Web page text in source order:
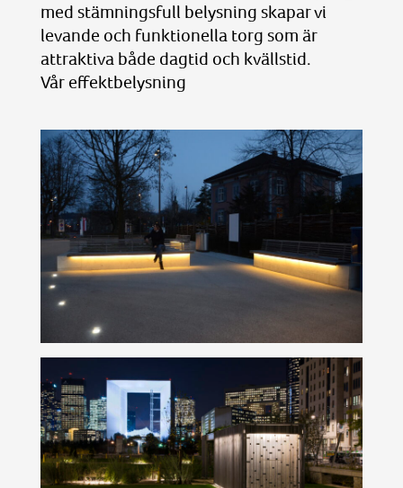
med stämningsfull belysning skapar vi
levande och funktionella torg som är
attraktiva både dagtid och kvällstid.
Vår effektbelysning